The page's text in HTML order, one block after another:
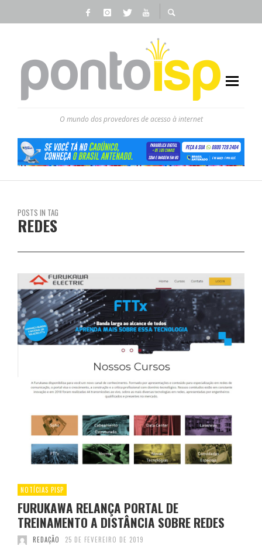
O mundo dos provedores de acesso à internet
POSTS IN TAG
REDES
NOTÍCIAS PISP
FURUKAWA RELANÇA PORTAL DE
TREINAMENTO A DISTÂNCIA SOBRE REDES
REDAÇÃO 25 DE FEVEREIRO DE 2019